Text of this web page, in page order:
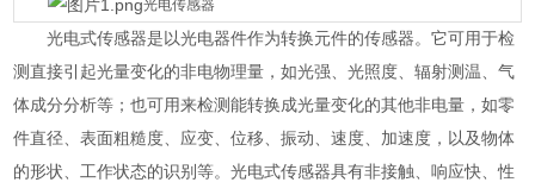
光电传感器
光电式传感器是以光电器件作为转换元件的传感器。它可用于检
测直接引起光量变化的非电物理量，如光强、光照度、辐射测温、气
体成分分析等；也可用来检测能转换成光量变化的其他非电量，如零
件直径、表面粗糙度、应变、位移、振动、速度、加速度，以及物体
的形状、工作状态的识别等。光电式传感器具有非接触、响应快、性